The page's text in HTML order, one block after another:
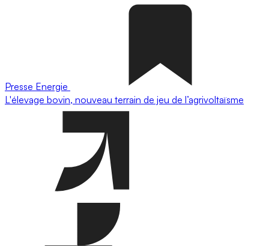
Presse Energie
L'élevage bovin, nouveau terrain de jeu de l’agrivoltaïsme